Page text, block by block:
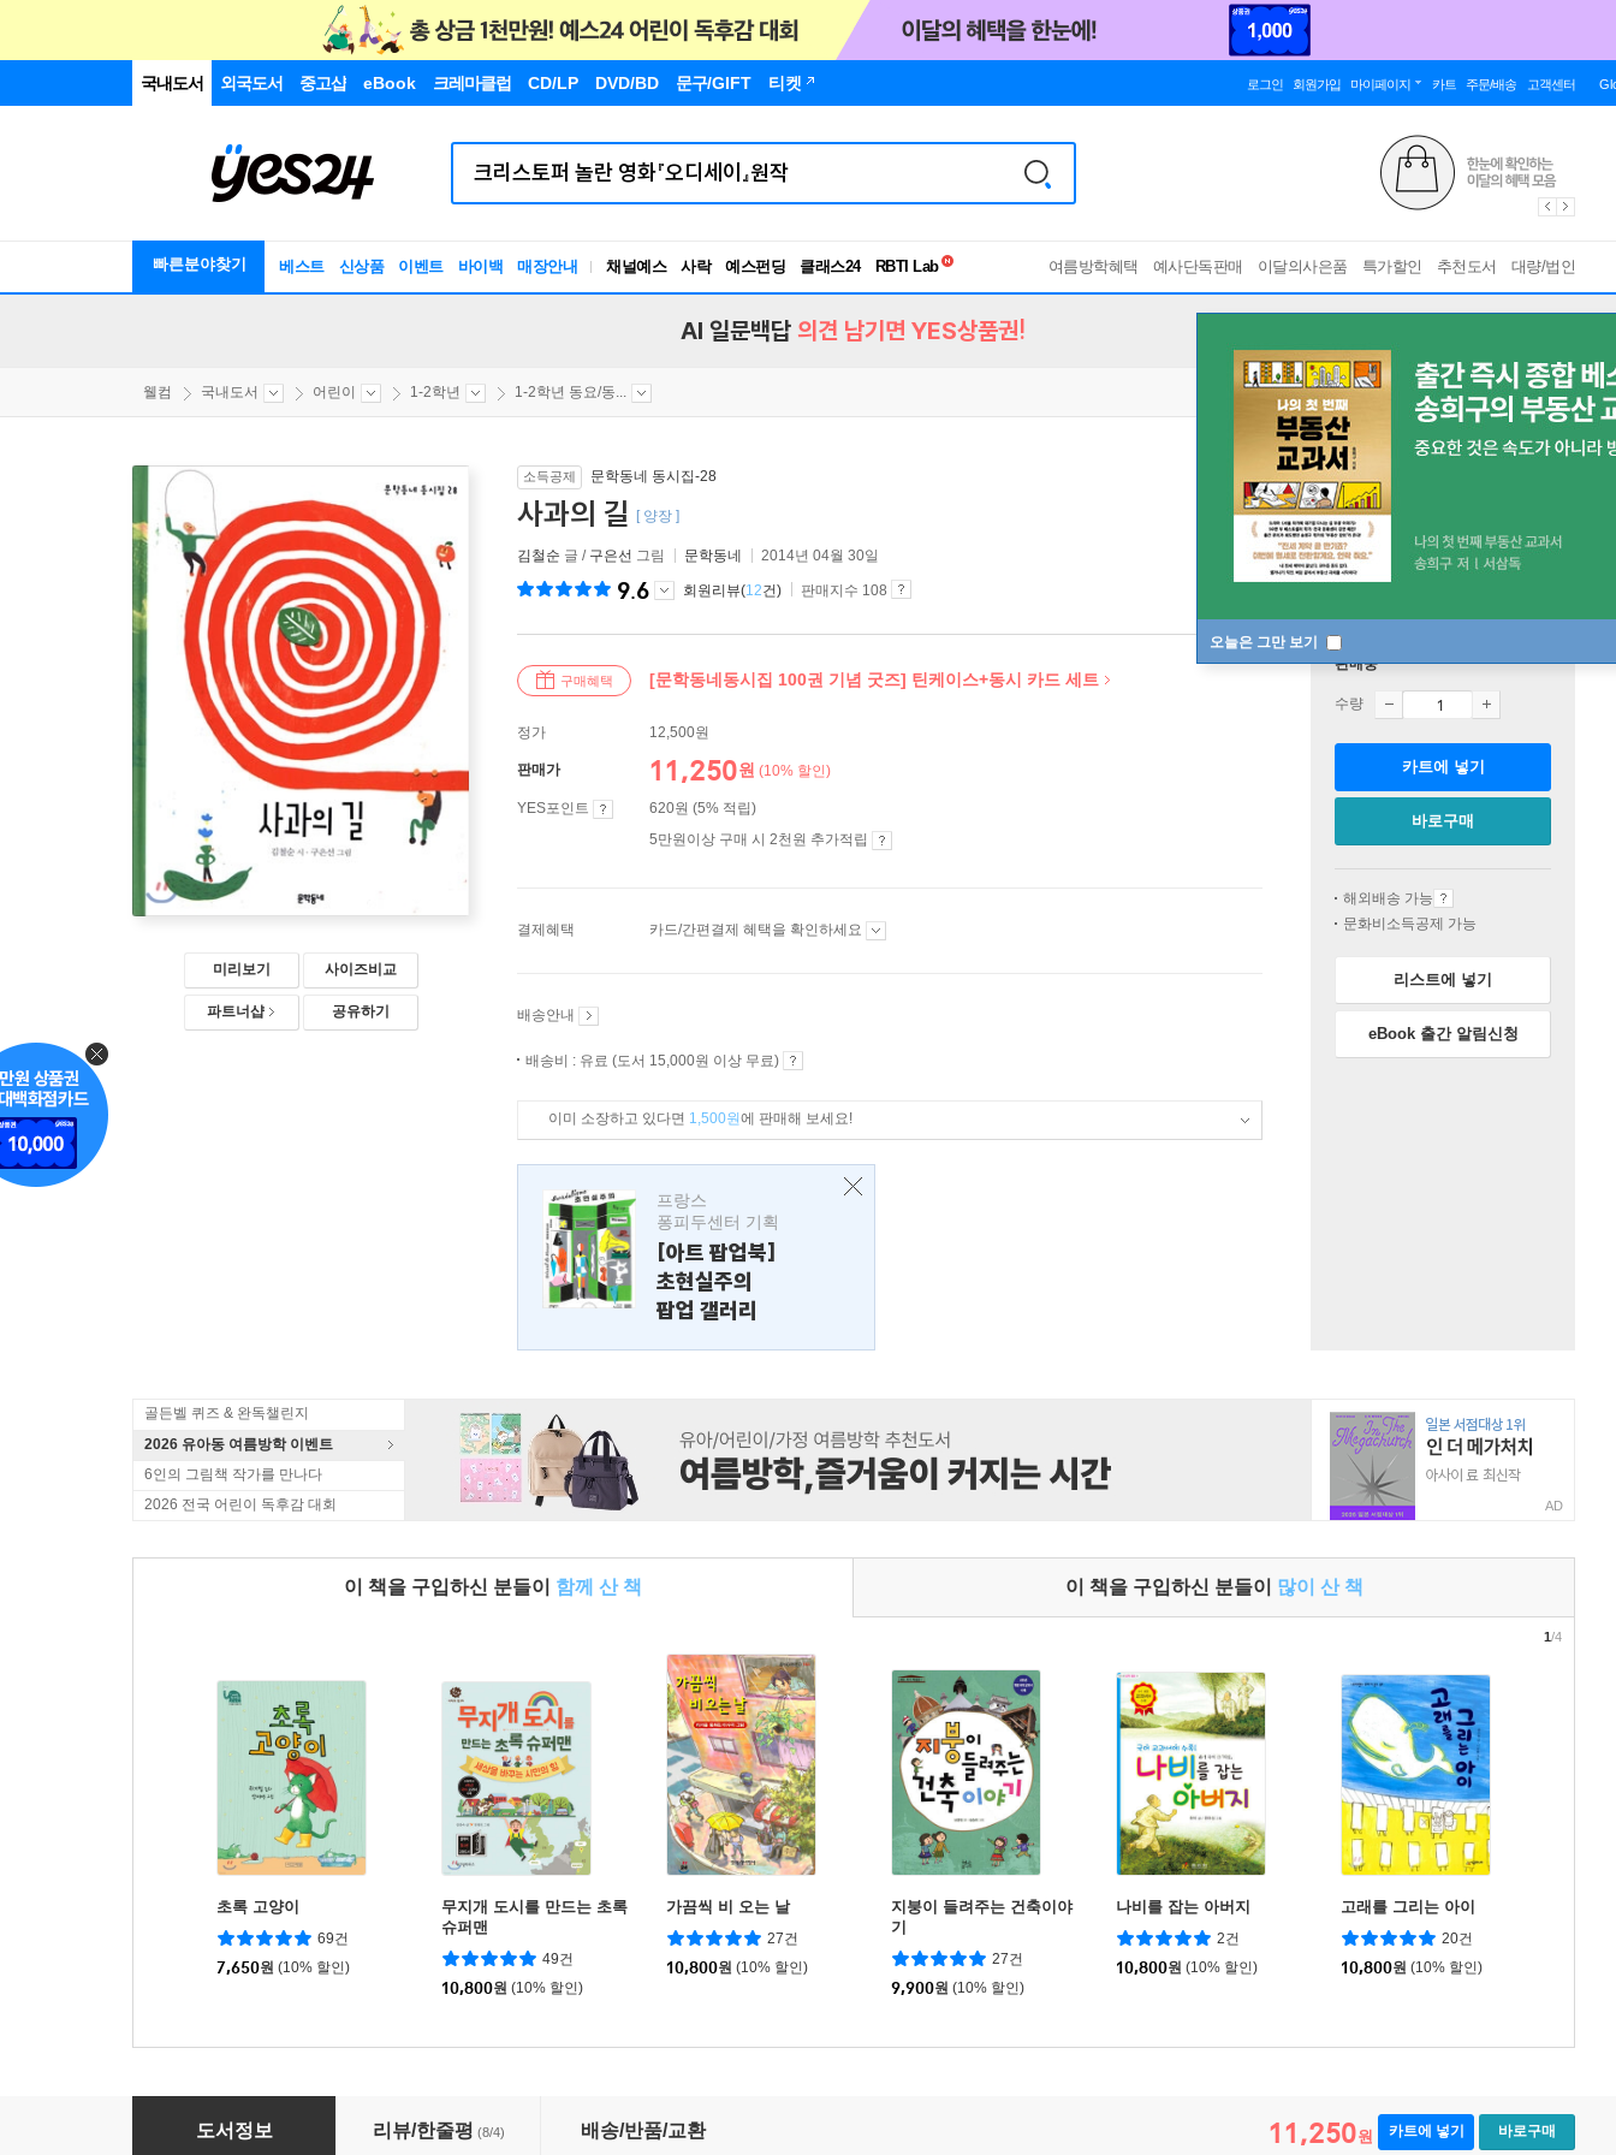
국내도서 외국도서 중고샵 eBook 크레마클럽 CD/LP DVD/BD 문구/GIFT 티켓 로그인 회원가입 마이페이지 카트 주문/배송 고객센터
빠른분야찾기 베스트 신상품 이벤트 바이백 매장안내 채널예스 사락 예스펀딩 클래스24
독서유형검사
여름방학혜택 예사단독판매 이달의사은품 특가할인 추천도서 대량/법인
오늘은 그만 보기
AI 일문백답 의견 남기면 YES상품권!
웰컴 국내도서 어린이 1-2학년 1-2학년 동요/동...
미리보기 사이즈비교
파트너샵 공유하기
소득공제 문학동네 동시집-28
사과의 길 [ 양장 ]
김철순 글 / 구은선 그림 문학동네 2014년 04월 30일
9.6 회원리뷰(12건) 판매지수 108
구매혜택 [문학동네동시집 100권 기념 굿즈] 틴케이스+동시 카드 세트
정가 12,500원
판매가 11,250원 (10% 할인)
YES포인트
620원 (5% 적립)
5만원이상 구매 시 2천원 추가적립
결제혜택 카드/간편결제 혜택을 확인하세요
배송안내
배송비 : 유료 (도서 15,000원 이상 무료)
이미 소장하고 있다면 1,500원에 판매해 보세요!
프랑스
퐁피두센터 기획
[아트 팝업북]
초현실주의
팝업 갤러리
판매중
수량
카트에 넣기
바로구매
해외배송 가능
문화비소득공제 가능
리스트에 넣기
eBook 출간 알림신청
골든벨 퀴즈 & 완독챌린지
2026 유아동 여름방학 이벤트
6인의 그림책 작가를 만나다
2026 전국 어린이 독후감 대회
AD
이 책을 구입하신 분들이 함께 산 책 이 책을 구입하신 분들이 많이 산 책
초록 고양이
69건
7,650원 (10% 할인)
무지개 도시를 만드는 초록
슈퍼맨
49건
10,800원 (10% 할인)
가끔씩 비 오는 날
27건
10,800원 (10% 할인)
지붕이 들려주는 건축이야
기
27건
9,900원 (10% 할인)
나비를 잡는 아버지
2건
10,800원 (10% 할인)
고래를 그리는 아이
20건
10,800원 (10% 할인)
1/4
사과의 길
도서정보 리뷰/한줄평 (8/4) 배송/반품/교환 11,250원 카트에 넣기 바로구매